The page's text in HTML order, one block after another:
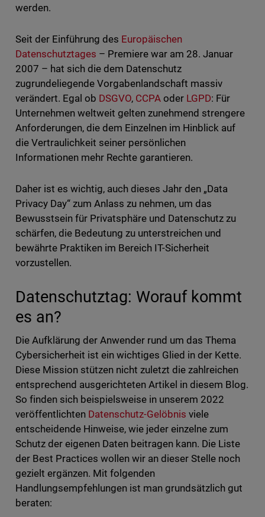
werden.
Seit der Einführung des Europäischen
Datenschutztages – Premiere war am 28. Januar
2007 – hat sich die dem Datenschutz
zugrundeliegende Vorgabenlandschaft massiv
verändert. Egal ob DSGVO, CCPA oder LGPD: Für
Unternehmen weltweit gelten zunehmend strengere
Anforderungen, die dem Einzelnen im Hinblick auf
die Vertraulichkeit seiner persönlichen
Informationen mehr Rechte garantieren.
Daher ist es wichtig, auch dieses Jahr den „Data
Privacy Day“ zum Anlass zu nehmen, um das
Bewusstsein für Privatsphäre und Datenschutz zu
schärfen, die Bedeutung zu unterstreichen und
bewährte Praktiken im Bereich IT-Sicherheit
vorzustellen.
Datenschutztag: Worauf kommt
es an?
Die Aufklärung der Anwender rund um das Thema
Cybersicherheit ist ein wichtiges Glied in der Kette.
Diese Mission stützen nicht zuletzt die zahlreichen
entsprechend ausgerichteten Artikel in diesem Blog.
So finden sich beispielsweise in unserem 2022
veröffentlichten Datenschutz-Gelöbnis viele
entscheidende Hinweise, wie jeder einzelne zum
Schutz der eigenen Daten beitragen kann. Die Liste
der Best Practices wollen wir an dieser Stelle noch
gezielt ergänzen. Mit folgenden
Handlungsempfehlungen ist man grundsätzlich gut
beraten: